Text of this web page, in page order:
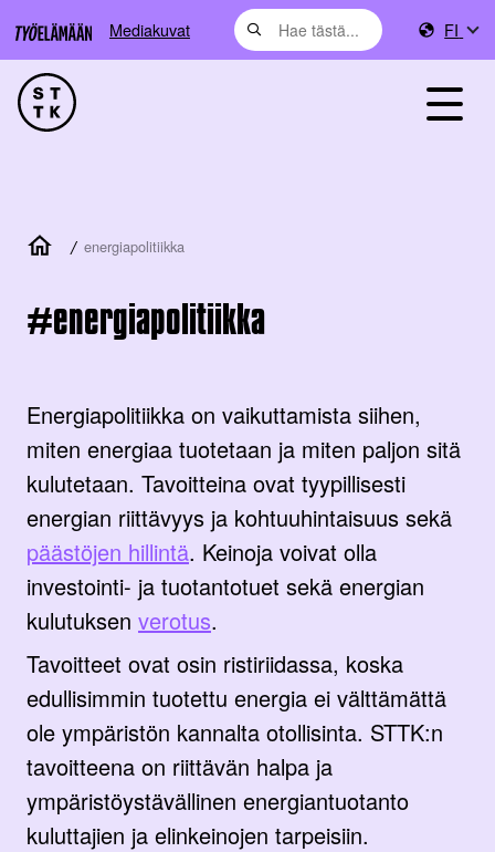
Mediakuvat FI
/ energiapolitiikka
energiapolitiikka
Energiapolitiikka on vaikuttamista siihen,
miten energiaa tuotetaan ja miten paljon sitä
kulutetaan. Tavoitteina ovat tyypillisesti
energian riittävyys ja kohtuuhintaisuus sekä
päästöjen hillintä. Keinoja voivat olla
investointi- ja tuotantotuet sekä energian
kulutuksen verotus.
Tavoitteet ovat osin ristiriidassa, koska
edullisimmin tuotettu energia ei välttämättä
ole ympäristön kannalta otollisinta. STTK:n
tavoitteena on riittävän halpa ja
ympäristöystävällinen energiantuotanto
kuluttajien ja elinkeinojen tarpeisiin.